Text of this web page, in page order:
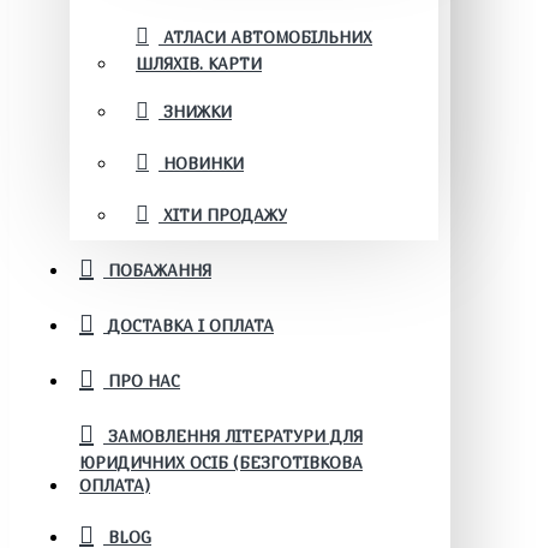
АТЛАСИ АВТОМОБІЛЬНИХ
ШЛЯХІВ. КАРТИ
ЗНИЖКИ
НОВИНКИ
ХІТИ ПРОДАЖУ
ПОБАЖАННЯ
ДОСТАВКА І ОПЛАТА
ПРО НАС
ЗАМОВЛЕННЯ ЛІТЕРАТУРИ ДЛЯ
ЮРИДИЧНИХ ОСІБ (БЕЗГОТІВКОВА
ОПЛАТА)
BLOG